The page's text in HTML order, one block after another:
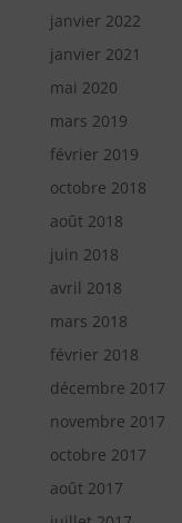
janvier 2022
janvier 2021
mai 2020
mars 2019
février 2019
octobre 2018
août 2018
juin 2018
avril 2018
mars 2018
février 2018
décembre 2017
novembre 2017
octobre 2017
août 2017